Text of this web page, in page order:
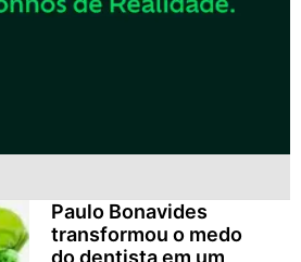
Paulo Bonavides
transformou o medo
do dentista em um